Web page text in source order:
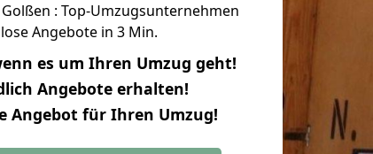
: Top-Umzugsunternehmen
Angebote in 3 Min.
es um Ihren Umzug geht!
Angebote erhalten!
Angebot für Ihren Umzug!